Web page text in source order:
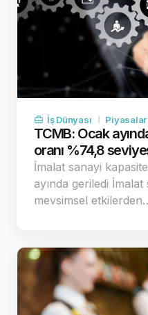
İş Dünyası Piyasalar
TCMB: Ocak
oranı %74,8
İmalat sanayi
ayında geriledi
mevsimsel